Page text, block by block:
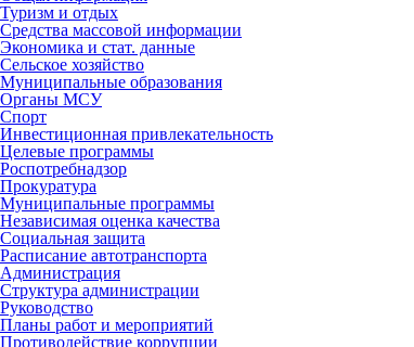
Туризм и отдых
Средства массовой информации
Экономика и стат. данные
Сельское хозяйство
Муниципальные образования
Органы МСУ
Спорт
Инвестиционная привлекательность
Целевые программы
Роспотребнадзор
Прокуратура
Муниципальные программы
Независимая оценка качества
Социальная защита
Расписание автотранспорта
Администрация
Структура администрации
Руководство
Планы работ и мероприятий
Противодействие коррупции